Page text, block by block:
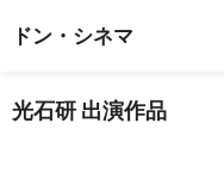
ドン・シネマ
光石研 出演作品